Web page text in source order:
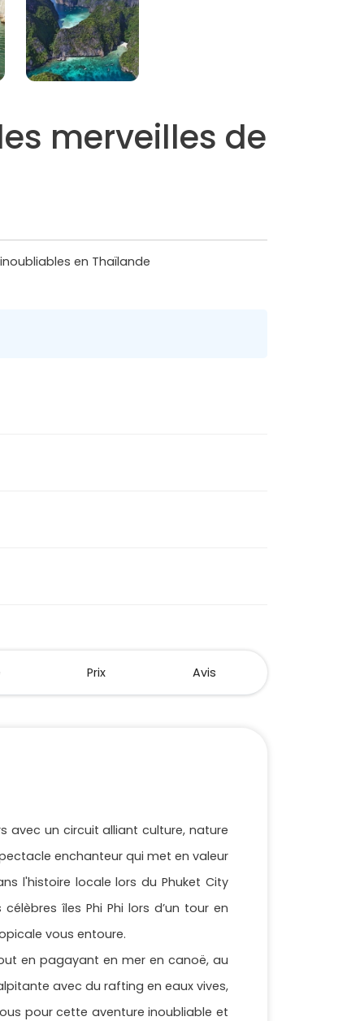
merveilles de
en Thaïlande
Prix Avis
avec un circuit alliant culture, nature
enchanteur qui met en valeur
l'histoire locale lors du Phuket City
îles Phi Phi lors d’un tour en
vous entoure.
en pagayant en mer en canoë, au
avec du rafting en eaux vives,
pour cette aventure inoubliable et